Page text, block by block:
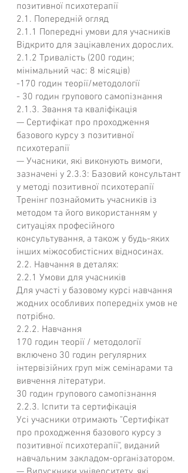
позитивної психотерапії
2.1. Попередній огляд
2.1.1 Попередні умови для учасників
Відкрито для зацікавлених дорослих.
2.1.2 Тривалість (200 годин;
мінімальний час: 8 місяців)
-170 годин теорії/методології
- 30 годин групового самопізнання
2.1.3. Звання та кваліфікація
— Сертифікат про проходження
базового курсу з позитивної
психотерапії
— Учасники, які виконують вимоги,
зазначені у 2.3.3: Базовий консультант
у методі позитивної психотерапії
Тренінг познайомить учасників із
методом та його використанням у
ситуаціях професійного
консультування, а також у будь-яких
інших міжособистісних відносинах.
2.2. Навчання в деталях:
2.2.1 Умови для учасників
Для участі у базовому курсі навчання
жодних особливих попередніх умов не
потрібно.
2.2.2. Навчання
170 годин теорії / методології
включено 30 годин регулярних
інтервізійних груп між семінарами та
вивчення літератури.
30 годин групового самопізнання
2.2.3. Іспити та сертифікація
Усі учасники отримають "Сертифікат
про проходження базового курсу з
позитивної психотерапії", виданий
навчальним закладом-організатором.